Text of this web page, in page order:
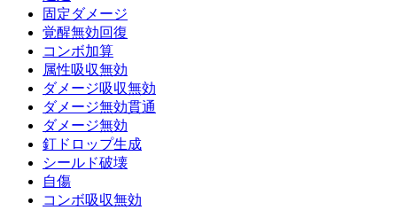
固定ダメージ
覚醒無効回復
コンボ加算
属性吸収無効
ダメージ吸収無効
ダメージ無効貫通
ダメージ無効
釘ドロップ生成
シールド破壊
自傷
コンボ吸収無効